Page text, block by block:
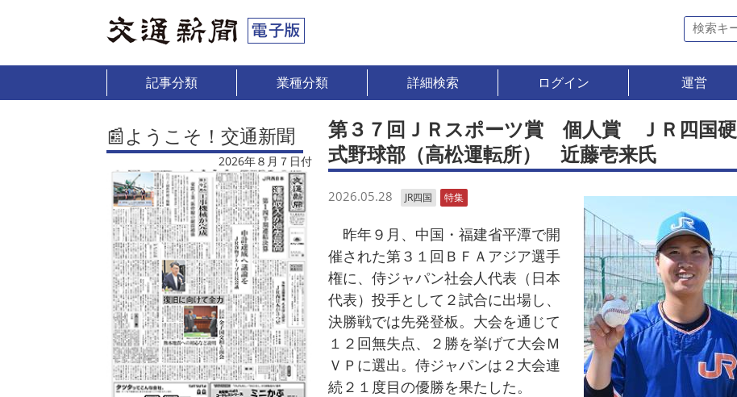
記事分類 業種分類 詳細検索 ログイン 運営
📰ようこそ！交通新聞
2026年８月７日付
第３７回ＪＲスポーツ賞 個人賞 ＪＲ四国硬
式野球部（高松運転所） 近藤壱来氏
2026.05.28 JR四国 特集
昨年９月、中国・福建省平潭で開
催された第３１回ＢＦＡアジア選手
権に、侍ジャパン社会人代表（日本
代表）投手として２試合に出場し、
決勝戦では先発登板。大会を通じて
１２回無失点、２勝を挙げて大会Ｍ
ＶＰに選出。侍ジャパンは２大会連
続２１度目の優勝を果たした。